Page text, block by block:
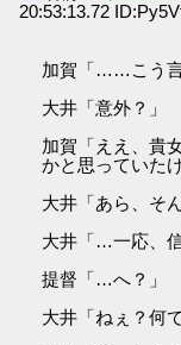
20:53:13.72
加賀「……こう言
大井「意外？」
加賀「ええ、貴
かと思っていた
大井「あら、そ
大井「…一応、
提督「…へ？」
大井「ねぇ？何